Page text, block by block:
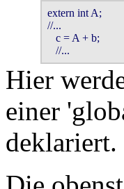
extern int A;
//...
   c = A + b;
   //...
Hier
einer
deklariert.